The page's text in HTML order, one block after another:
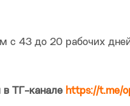
с 43 до 20 рабочих
в ТГ-канале https://t.me/